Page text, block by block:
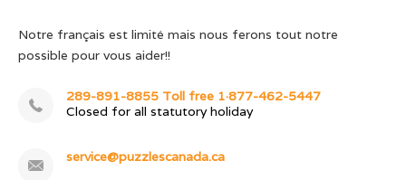
Notre français est limité mais nous ferons tout notre
possible pour vous aider!!
289-891-8855 Toll free 1·877-462-5447
Closed for all statutory holiday
service@puzzlescanada.ca